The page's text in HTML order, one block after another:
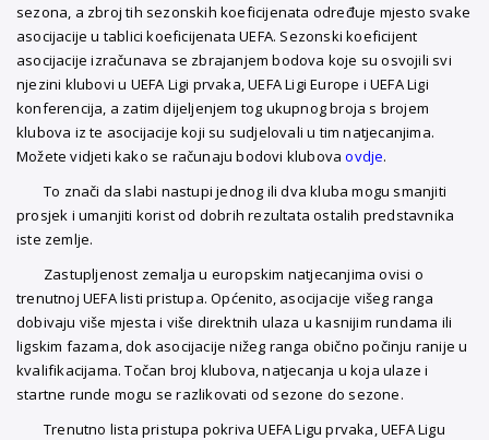
sezona, a zbroj tih sezonskih koeficijenata određuje mjesto svake
asocijacije u tablici koeficijenata UEFA. Sezonski koeficijent
asocijacije izračunava se zbrajanjem bodova koje su osvojili svi
njezini klubovi u UEFA Ligi prvaka, UEFA Ligi Europe i UEFA Ligi
konferencija, a zatim dijeljenjem tog ukupnog broja s brojem
klubova iz te asocijacije koji su sudjelovali u tim natjecanjima.
Možete vidjeti kako se računaju bodovi klubovaovdje.
To znači da slabi nastupi jednog ili dva kluba mogu smanjiti
prosjek i umanjiti korist od dobrih rezultata ostalih predstavnika
iste zemlje.
Zastupljenost zemalja u europskim natjecanjima ovisi o
trenutnoj UEFA listi pristupa. Općenito, asocijacije višeg ranga
dobivaju više mjesta i više direktnih ulaza u kasnijim rundama ili
ligskim fazama, dok asocijacije nižeg ranga obično počinju ranije u
kvalifikacijama. Točan broj klubova, natjecanja u koja ulaze i
startne runde mogu se razlikovati od sezone do sezone.
Trenutno lista pristupa pokriva UEFA Ligu prvaka, UEFA Ligu